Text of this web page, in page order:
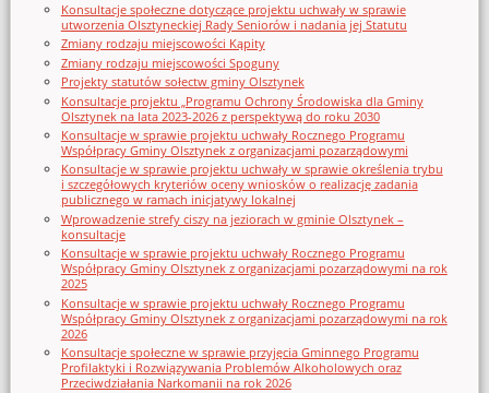
Konsultacje społeczne dotyczące projektu uchwały w sprawie
utworzenia Olsztyneckiej Rady Seniorów i nadania jej Statutu
Zmiany rodzaju miejscowości Kąpity
Zmiany rodzaju miejscowości Spoguny
Projekty statutów sołectw gminy Olsztynek
Konsultacje projektu „Programu Ochrony Środowiska dla Gminy
Olsztynek na lata 2023-2026 z perspektywą do roku 2030
Konsultacje w sprawie projektu uchwały Rocznego Programu
Współpracy Gminy Olsztynek z organizacjami pozarządowymi
Konsultacje w sprawie projektu uchwały w sprawie określenia trybu
i szczegółowych kryteriów oceny wniosków o realizację zadania
publicznego w ramach inicjatywy lokalnej
Wprowadzenie strefy ciszy na jeziorach w gminie Olsztynek –
konsultacje
Konsultacje w sprawie projektu uchwały Rocznego Programu
Współpracy Gminy Olsztynek z organizacjami pozarządowymi na rok
2025
Konsultacje w sprawie projektu uchwały Rocznego Programu
Współpracy Gminy Olsztynek z organizacjami pozarządowymi na rok
2026
Konsultacje społeczne w sprawie przyjęcia Gminnego Programu
Profilaktyki i Rozwiązywania Problemów Alkoholowych oraz
Przeciwdziałania Narkomanii na rok 2026